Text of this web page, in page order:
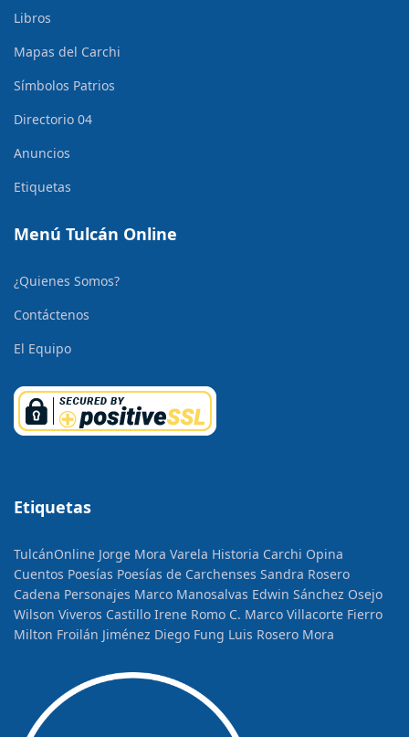
Libros
Mapas del Carchi
Símbolos Patrios
Directorio 04
Anuncios
Etiquetas
Menú Tulcán Online
¿Quienes Somos?
Contáctenos
El Equipo
Etiquetas
TulcánOnline Jorge Mora Varela Historia Carchi Opina
Cuentos Poesías Poesías de Carchenses Sandra Rosero
Cadena Personajes Marco Manosalvas Edwin Sánchez Osejo
Wilson Viveros Castillo Irene Romo C. Marco Villacorte Fierro
Milton Froilán Jiménez Diego Fung Luis Rosero Mora